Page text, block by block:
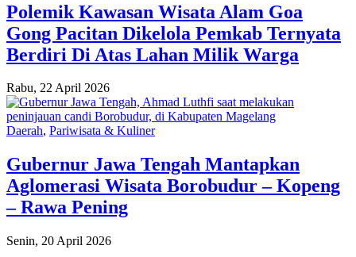
Polemik Kawasan Wisata Alam Goa
Gong Pacitan Dikelola Pemkab Ternyata
Berdiri Di Atas Lahan Milik Warga
Rabu, 22 April 2026
Daerah, Pariwisata & Kuliner
Gubernur Jawa Tengah Mantapkan
Aglomerasi Wisata Borobudur – Kopeng
– Rawa Pening
Senin, 20 April 2026